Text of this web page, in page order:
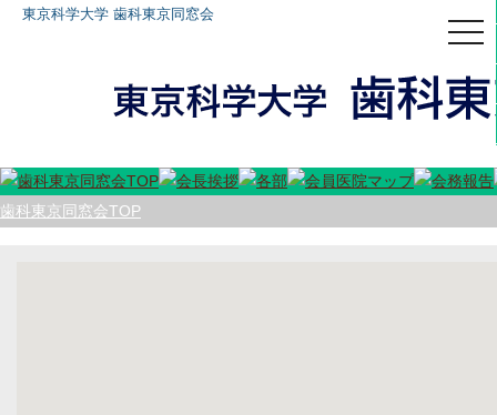
東京科学大学 歯科東京同窓会
歯科東京同窓会TOP